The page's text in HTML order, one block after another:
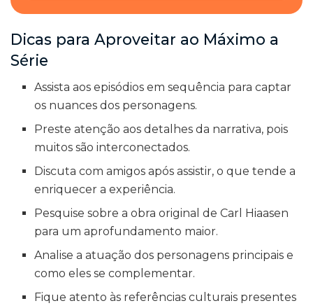
Dicas para Aproveitar ao Máximo a
Série
Assista aos episódios em sequência para captar
os nuances dos personagens.
Preste atenção aos detalhes da narrativa, pois
muitos são interconectados.
Discuta com amigos após assistir, o que tende a
enriquecer a experiência.
Pesquise sobre a obra original de Carl Hiaasen
para um aprofundamento maior.
Analise a atuação dos personagens principais e
como eles se complementar.
Fique atento às referências culturais presentes